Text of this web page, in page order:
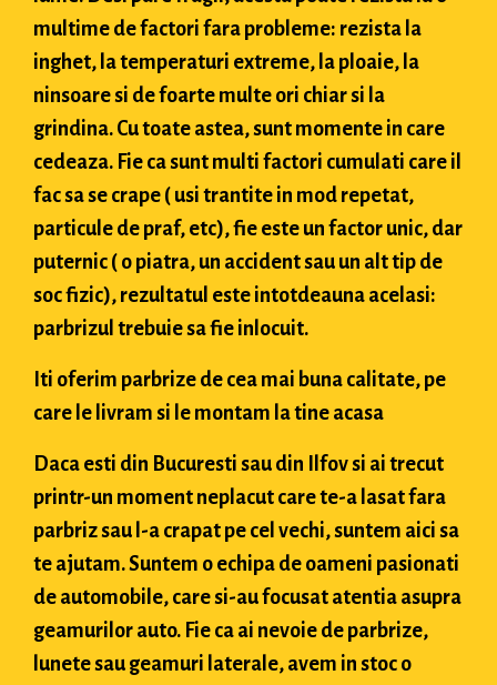
multime de factori fara probleme: rezista la
inghet, la temperaturi extreme, la ploaie, la
ninsoare si de foarte multe ori chiar si la
grindina. Cu toate astea, sunt momente in care
cedeaza. Fie ca sunt multi factori cumulati care il
fac sa se crape ( usi trantite in mod repetat,
particule de praf, etc), fie este un factor unic, dar
puternic ( o piatra, un accident sau un alt tip de
soc fizic), rezultatul este intotdeauna acelasi:
parbrizul trebuie sa fie inlocuit.
Iti oferim parbrize de cea mai buna calitate, pe
care le livram si le montam la tine acasa
Daca esti din Bucuresti sau din Ilfov si ai trecut
printr-un moment neplacut care te-a lasat fara
parbriz sau l-a crapat pe cel vechi, suntem aici sa
te ajutam. Suntem o echipa de oameni pasionati
de automobile, care si-au focusat atentia asupra
geamurilor auto. Fie ca ai nevoie de parbrize,
lunete sau geamuri laterale, avem in stoc o